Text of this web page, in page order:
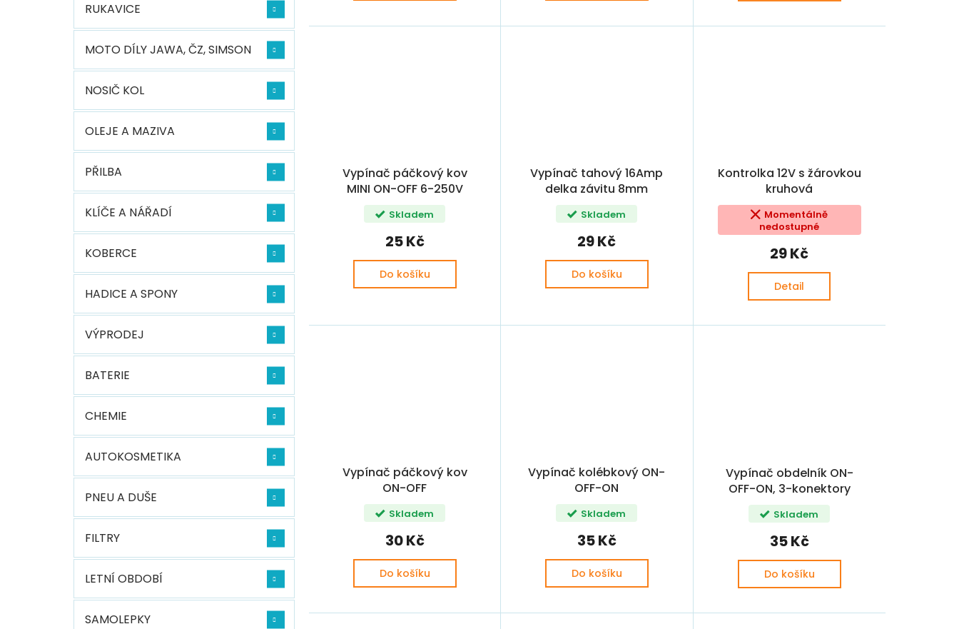
RUKAVICE
MOTO DÍLY JAWA, ČZ, SIMSON
NOSIČ KOL
OLEJE A MAZIVA
PŘILBA
KLÍČE A NÁŘADÍ
KOBERCE
HADICE A SPONY
VÝPRODEJ
BATERIE
CHEMIE
AUTOKOSMETIKA
PNEU A DUŠE
FILTRY
LETNÍ OBDOBÍ
SAMOLEPKY
Vypínač páčkový kov
MINI ON-OFF 6-250V
Skladem
25 Kč
Do košíku
Vypínač tahový 16Amp
delka závitu 8mm
Skladem
29 Kč
Do košíku
Kontrolka 12V s žárovkou
kruhová
Momentálně
nedostupné
29 Kč
Detail
Vypínač páčkový kov
ON-OFF
Skladem
30 Kč
Do košíku
Vypínač kolébkový ON-
OFF-ON
Skladem
35 Kč
Do košíku
Vypínač obdelník ON-
OFF-ON, 3-konektory
Skladem
35 Kč
Do košíku